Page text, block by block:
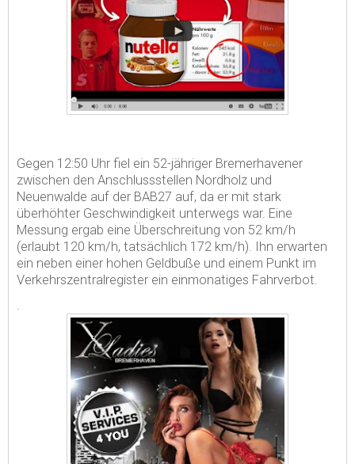
Gegen 12:50 Uhr fiel ein 52-jähriger Bremerhavener
zwischen den Anschlussstellen Nordholz und
Neuenwalde auf der BAB27 auf, da er mit stark
überhöhter Geschwindigkeit unterwegs war. Eine
Messung ergab eine Überschreitung von 52 km/h
(erlaubt 120 km/h, tatsächlich 172 km/h). Ihn erwarten
ein neben einer hohen Geldbuße und einem Punkt im
Verkehrszentralregister ein einmonatiges Fahrverbot.
.